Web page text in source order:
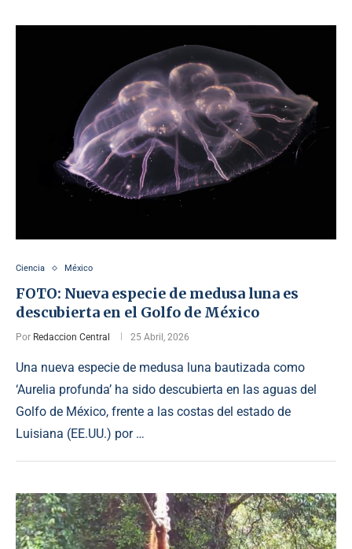
Ciencia México
FOTO: Nueva especie de medusa luna es
descubierta en el Golfo de México
Por Redaccion Central 25 Abril, 2026
Una nueva especie de medusa luna bautizada como
‘Aurelia profunda’ ha sido descubierta en las aguas del
Golfo de México, frente a las costas del estado de
Luisiana (EE.UU.) por …